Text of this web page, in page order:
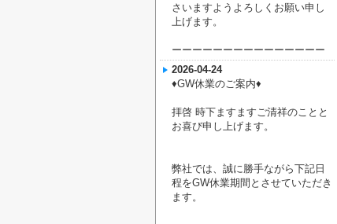
さいますようよろしくお願い申し
上げます。
ーーーーーーーーーーーーーーー
2026-04-24
♦︎GW休業のご案内♦︎
拝啓 時下ますますご清祥のことと
お喜び申し上げます。
弊社では、誠に勝手ながら下記日
程をGW休業期間とさせていただき
ます。